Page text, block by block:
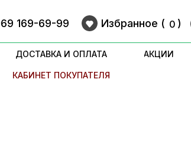
АКЦИИ
КАБИНЕТ ПОКУПАТЕЛЯ
ДОСТАВКА И ОПЛАТА
169-69-99 Избранное ( 9)
0